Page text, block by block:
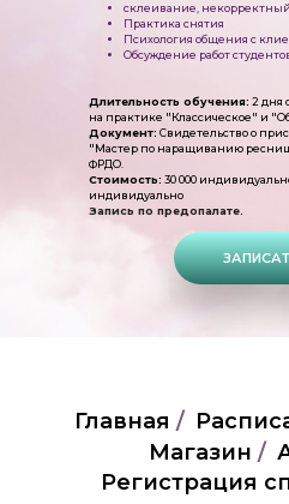
Длительность обучения: 2 дня
на практике "Классическое" и
Документ: Свидетельство о
"Мастер по наращиванию
ФРДО.
Стоимость: 30 000 индивидуально
индивидуально
Запись по предопалате.
склеивание, некорректный
Практика снятия
Психология общения с
Обсуждение работ
Главная /
Магазин /
Регистрация